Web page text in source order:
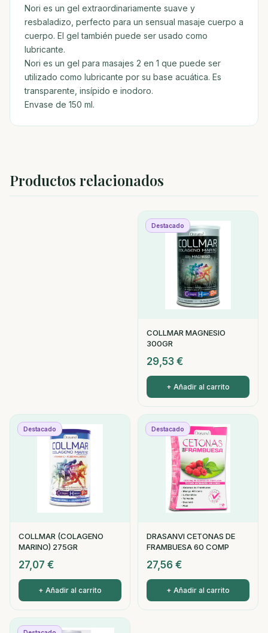
Nori es un gel extraordinariamente suave y
resbaladizo, perfecto para un sensual masaje cuerpo a
cuerpo. El gel también puede ser usado como
lubricante.
Nori es un gel para masajes 2 en 1 que puede ser
utilizado como lubricante por su base acuática. Es
transparente, insípido e inodoro.
Envase de 150 ml.
Productos relacionados
Destacado
COLLMAR MAGNESIO
300GR
29,53 €
+ Añadir al carrito
Destacado
COLLMAR (COLAGENO
MARINO) 275GR
27,07 €
+ Añadir al carrito
Destacado
DRASANVI CETONAS DE
FRAMBUESA 60 COMP
27,56 €
+ Añadir al carrito